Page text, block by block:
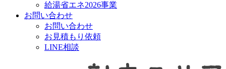
給湯省エネ2026事業
お問い合わせ
お問い合わせ
お見積もり依頼
LINE相談